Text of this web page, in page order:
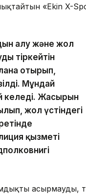
«Ekin X-
алу және жол
тіркейтін
отырып,
Мұндай
келеді. Жасырын
жол үстіндегі
қызметі
асырмауды,